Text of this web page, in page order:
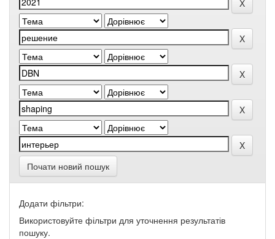
Почати новий пошук
Додати фільтри:
Використовуйте фільтри для уточнення результатів
пошуку.